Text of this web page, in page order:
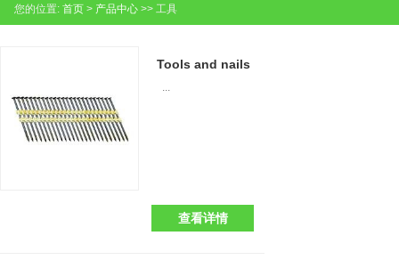
您的位置: 首页 > 产品中心 >> 工具
Tools and nails
...
查看详情